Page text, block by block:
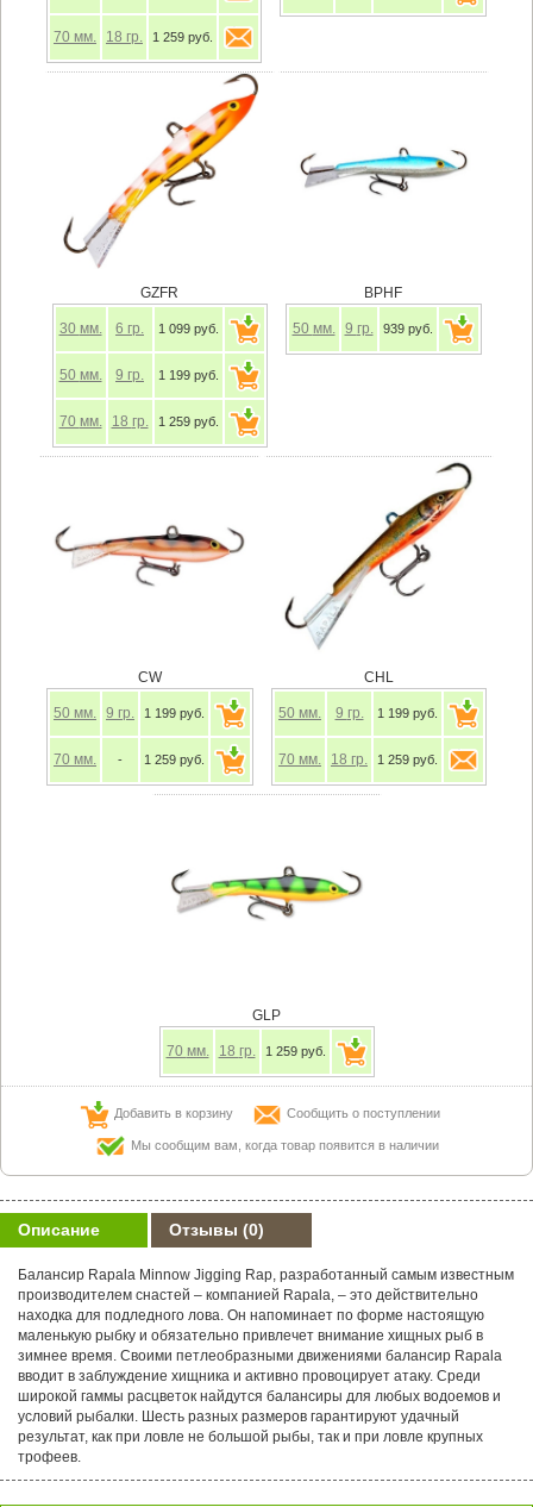
70 мм. 18 гр. 1 259 руб.
GZFR
30 мм. 6 гр. 1 099 руб.
50 мм. 9 гр. 1 199 руб.
70 мм. 18 гр. 1 259 руб.
BPHF
50 мм. 9 гр. 939 руб.
CW
50 мм. 9 гр. 1 199 руб.
70 мм. - 1 259 руб.
CHL
50 мм. 9 гр. 1 199 руб.
70 мм. 18 гр. 1 259 руб.
GLP
70 мм. 18 гр. 1 259 руб.
Добавить в корзину Сообщить о поступлении
Мы сообщим вам, когда товар появится в наличии
Описание Отзывы (0)
Балансир Rapala Minnow Jigging Rap, разработанный самым известным
производителем снастей – компанией Rapala, – это действительно
находка для подледного лова. Он напоминает по форме настоящую
маленькую рыбку и обязательно привлечет внимание хищных рыб в
зимнее время. Своими петлеобразными движениями балансир Rapala
вводит в заблуждение хищника и активно провоцирует атаку. Среди
широкой гаммы расцветок найдутся балансиры для любых водоемов и
условий рыбалки. Шесть разных размеров гарантируют удачный
результат, как при ловле не большой рыбы, так и при ловле крупных
трофеев.